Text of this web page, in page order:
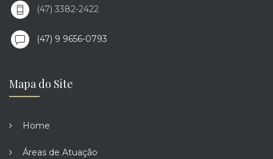
(47) 3382-2422
(47) 9 9656-0793
Mapa do Site
Home
Áreas de Atuação